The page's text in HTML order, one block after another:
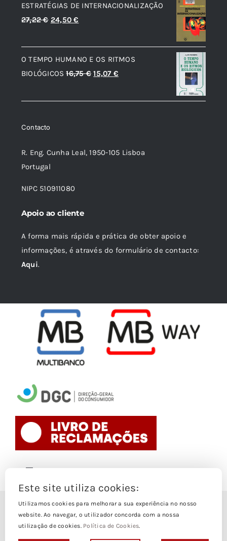
era:
12,56 €.
é:
7,54 €.
ESTRATÉGIAS DE INTERNACIONALIZAÇÃO
27,22€ O
original
era:
27,22 €.
24,50€
atual
é:
24,50 €.
O TEMPO HUMANO E OS RITMOS
BIOLÓGICOS 16,75€ O
original
15,07 €O
atual
Contacto
R. Eng. Cunha Leal, 1950-105 Lisboa
Portugal
NIPC 510911080
Apoio ao cliente
A forma mais rápida e prática de obter apoio e
informações, é através do formulário de contacto:
Aqui.
Navigation
Termos e Condições
© Copyright 1988- 2026
Loja Edições Piaget byPiaget Ensino Superior
Este site utiliza cookies:
Utilizamos cookies para melhorar a sua experiência no nosso
website. Ao navegar, o utilizador concorda com a nossa
utilização de cookies. Política de Cookies.